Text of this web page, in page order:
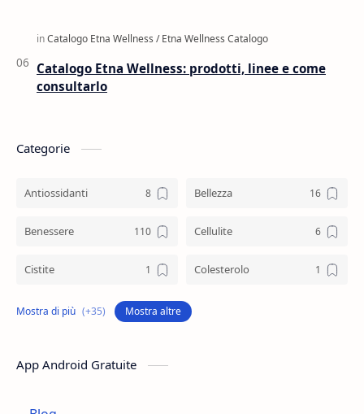
Catalogo Etna Wellness: prodotti, linee e come
consultarlo
Categorie
Antiossidanti Bellezza
Benessere Cellulite
Cistite Colesterolo
Collagene Mostra altre
App Android Gratuite